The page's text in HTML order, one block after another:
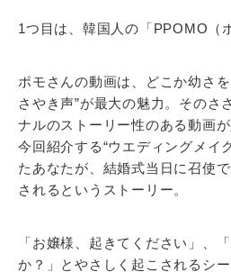
1つ目は、韓国人の「PPOMO（
ポモさんの動画は、どこか幼さ
さやき声”が最大の魅力。そのさ
ナルのストーリー性のある動画が
今回紹介する“ウエディングメイ
たあなたが、結婚式当日に召使
されるというストーリー。
「お嬢様、起きてください」、
か？」とやさしく起こされるシ